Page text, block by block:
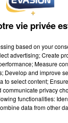
à son retour à
vitrines de
abîmées
vie privée
based on your
advertising; Create
Measure
Develop and improve
select content;
privacy
functionalities:
data from other